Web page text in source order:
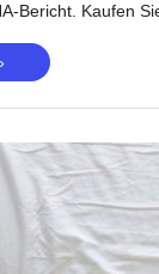
Bericht. Kaufen